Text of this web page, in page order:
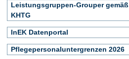
Leistungsgruppen-Grouper gemäß
KHTG
InEK Datenportal
Pflegepersonaluntergrenzen 2026